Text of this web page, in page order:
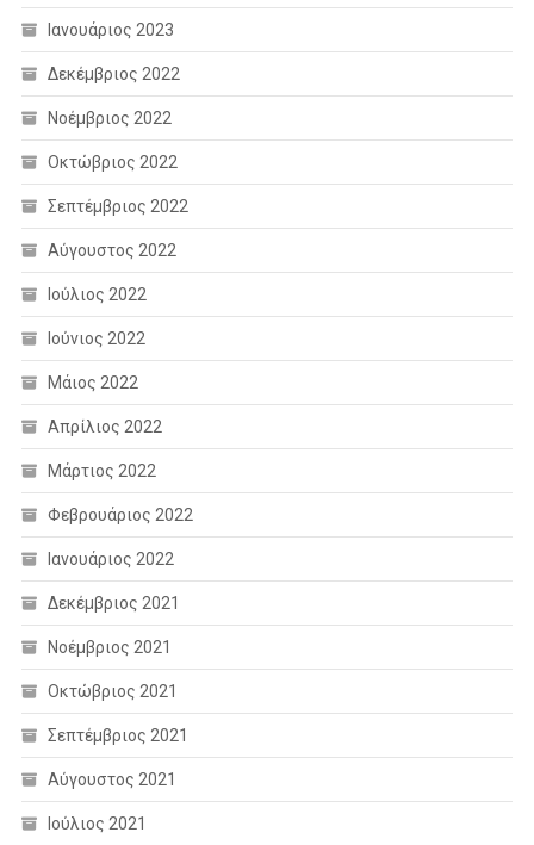
Ιανουάριος 2023
Δεκέμβριος 2022
Νοέμβριος 2022
Οκτώβριος 2022
Σεπτέμβριος 2022
Αύγουστος 2022
Ιούλιος 2022
Ιούνιος 2022
Μάιος 2022
Απρίλιος 2022
Μάρτιος 2022
Φεβρουάριος 2022
Ιανουάριος 2022
Δεκέμβριος 2021
Νοέμβριος 2021
Οκτώβριος 2021
Σεπτέμβριος 2021
Αύγουστος 2021
Ιούλιος 2021